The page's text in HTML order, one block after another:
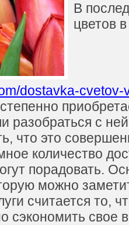
В
цветов
dostavka-cvetov-
разобраться с
что это
количество
порадовать.
можно
считается то,
сэкономить свое